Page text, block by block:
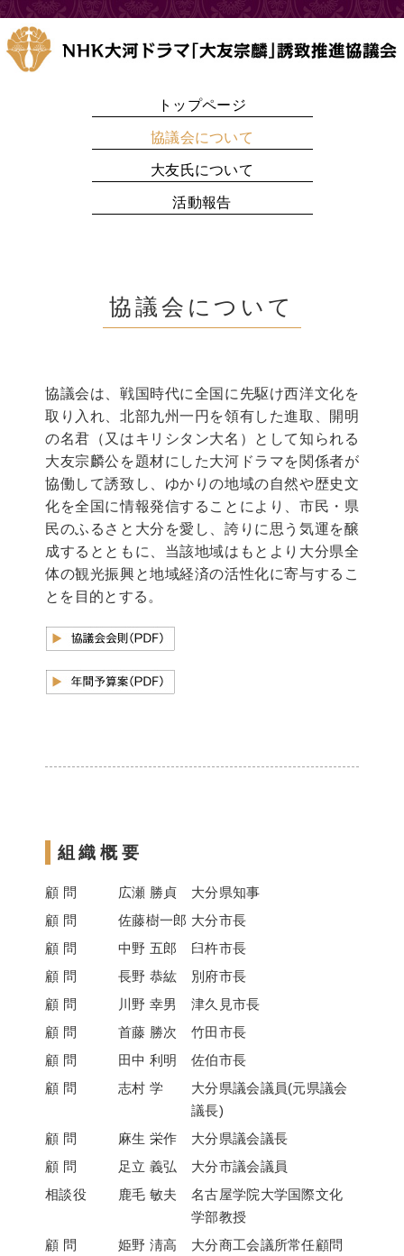
トップページ
協議会について
大友氏について
活動報告
協議会について
協議会は、戦国時代に全国に先駆け西洋文化を
取り入れ、北部九州一円を領有した進取、開明
の名君（又はキリシタン大名）として知られる
大友宗麟公を題材にした大河ドラマを関係者が
協働して誘致し、ゆかりの地域の自然や歴史文
化を全国に情報発信することにより、市民・県
民のふるさと大分を愛し、誇りに思う気運を醸
成するとともに、当該地域はもとより大分県全
体の観光振興と地域経済の活性化に寄与するこ
とを目的とする。
組織概要
顧 問 広瀬 勝貞
大分県知事
顧 問
佐藤樹一郎 大分市長
顧 問
中野 五郎
臼杵市長
顧 問
長野 恭紘
別府市長
顧 問
川野 幸男
津久見市長
顧 問
首藤 勝次
竹田市長
顧 問
田中 利明
佐伯市長
顧 問
志村 学
大分県議会議員(元県議会
議長)
顧 問
麻生 栄作
大分県議会議長
顧 問
足立 義弘
大分市議会議員
相談役
鹿毛 敏夫
名古屋学院大学国際文化
学部教授
顧 問
姫野 淸高
大分商工会議所常任顧問